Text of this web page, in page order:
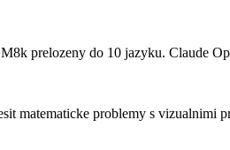
prelozeny do 10 jazyku. Claude
matematicke problemy s vizualnimi